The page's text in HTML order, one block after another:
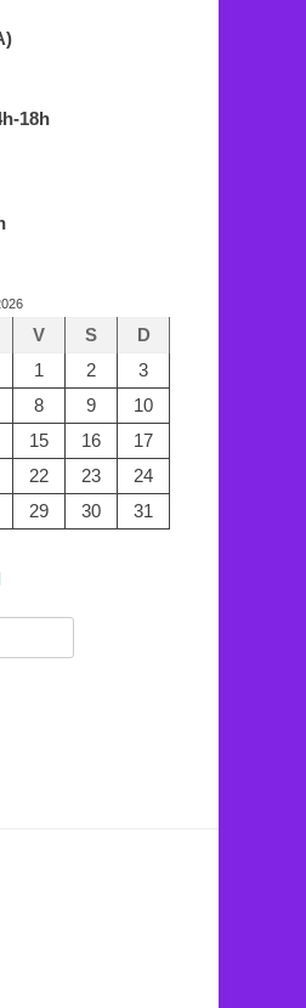
18h
V S
D
1
2
3
8 9
10
15 16
17
22 23
24
29 30 31